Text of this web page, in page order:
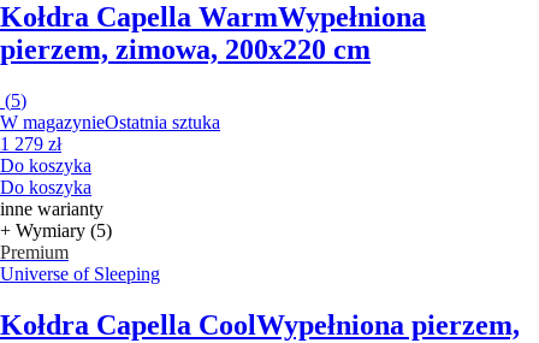
Kołdra Capella WarmWypełniona
pierzem, zimowa, 200x220 cm
(5)
W magazynieOstatnia sztuka
1 279 zł
Do koszyka
Do koszyka
inne warianty
+ Wymiary (5)
Premium
Universe of Sleeping
Kołdra Capella CoolWypełniona pierzem,